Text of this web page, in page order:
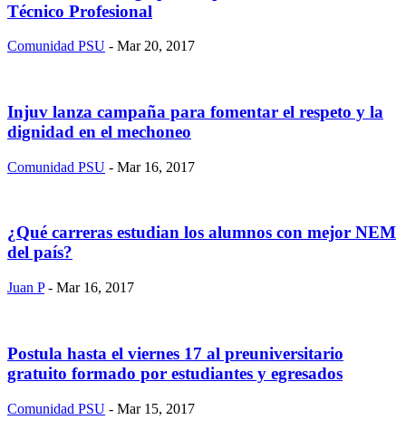
Técnico Profesional
Comunidad PSU - Mar 20, 2017
Injuv lanza campaña para fomentar el respeto y la
dignidad en el mechoneo
Comunidad PSU - Mar 16, 2017
¿Qué carreras estudian los alumnos con mejor NEM
del país?
Juan P - Mar 16, 2017
Postula hasta el viernes 17 al preuniversitario
gratuito formado por estudiantes y egresados
Comunidad PSU - Mar 15, 2017